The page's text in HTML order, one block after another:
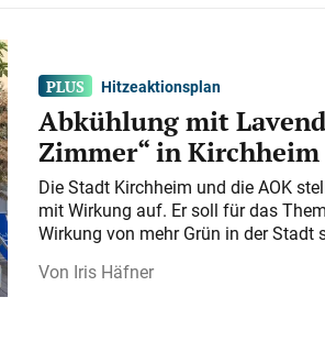
Hitzeaktionsplan
Abkühlung mit
Zimmer“ in Kirchheim
Die Stadt Kirchheim und die AOK
mit Wirkung auf. Er soll für das
Wirkung von mehr Grün in der Stadt
Iris Häfner